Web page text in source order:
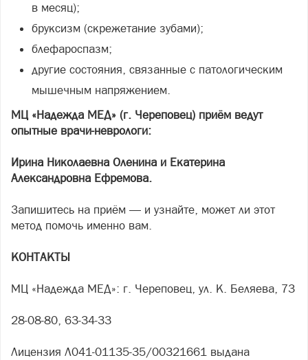
в месяц);
бруксизм (скрежетание зубами);
блефароспазм;
другие состояния, связанные с патологическим
мышечным напряжением.
МЦ «Надежда МЕД» (г. Череповец) приём ведут
опытные врачи-неврологи:
Ирина Николаевна Оленина и Екатерина
Александровна Ефремова.
Запишитесь на приём — и узнайте, может ли этот
метод помочь именно вам.
КОНТАКТЫ
МЦ «Надежда МЕД»: г. Череповец, ул. К. Беляева, 73
28-08-80, 63-34-33
Лицензия Л041-01135-35/00321661 выдана